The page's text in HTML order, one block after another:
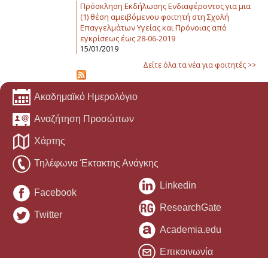
Πρόσκληση Εκδήλωσης Ενδιαφέροντος για μια
(1) θέση αμειβόμενου φοιτητή στη Σχολή
Επαγγελμάτων Υγείας και Πρόνοιας από
εγκρίσεως έως 28-06-2019
15/01/2019
Δείτε όλα τα νέα για φοιτητές >>
Ακαδημαϊκό Ημερολόγιο
Αναζήτηση Προσώπων
Χάρτης
Τηλέφωνα Έκτακτης Ανάγκης
Facebook
Twitter
Linkedin
ResearchGate
Academia.edu
Επικοινωνία